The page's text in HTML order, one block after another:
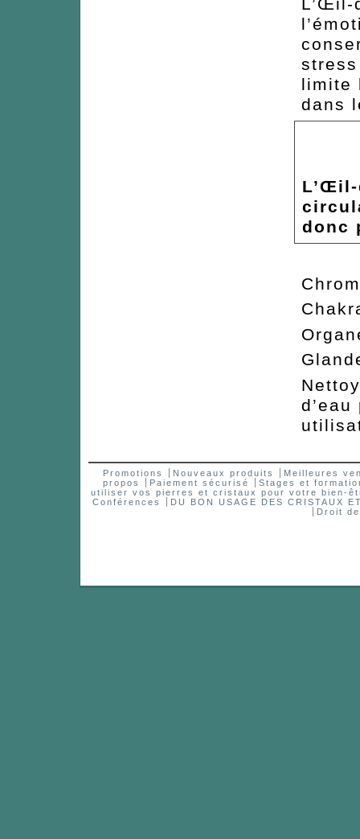
L’Œil-
limite
dans
donc
Promotions Nouveaux produits
Meilleures
propos
Paiement sécurisé
Stages et
utiliser vos pierres et cristaux pour votre bien-
Conférences
DU BON USAGE DES CRISTAUX
Droit